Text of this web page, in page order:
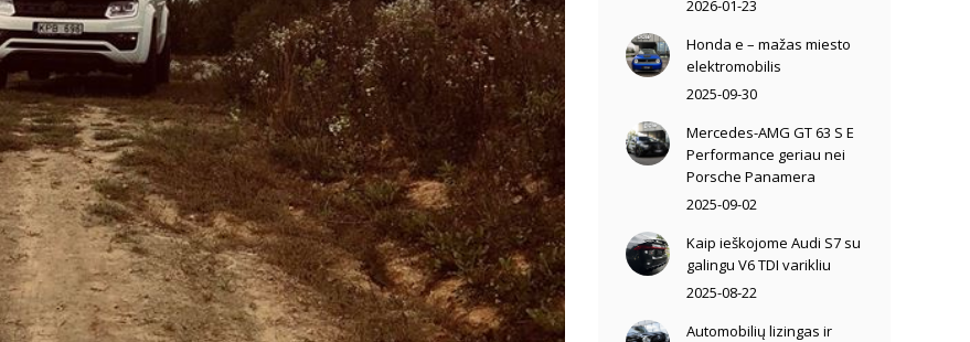
2026-01-23
Honda e – mažas miesto
elektromobilis
2025-09-30
Mercedes-AMG GT 63 S E
Performance geriau nei
Porsche Panamera
2025-09-02
Kaip ieškojome Audi S7 su
galingu V6 TDI varikliu
2025-08-22
Automobilių lizingas ir